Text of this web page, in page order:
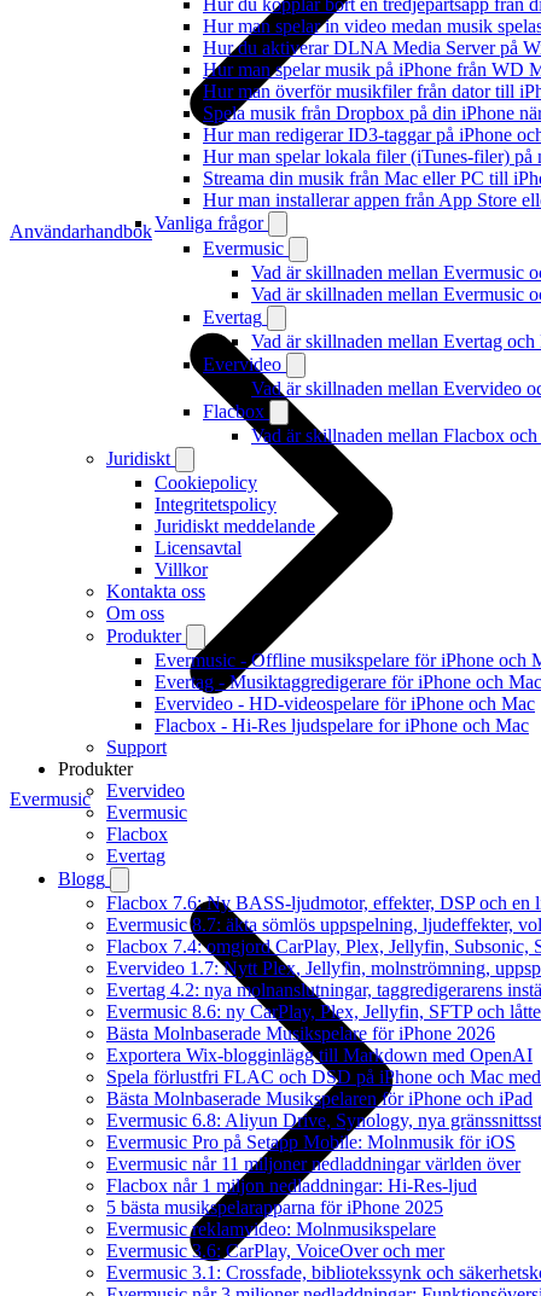
Hur du kopplar bort en tredjepartsapp från
Hur man spelar in video medan musik
Hur du aktiverar DLNA Media Server på
Hur man spelar musik på iPhone från WD
Hur man överför musikfiler från dator till
Spela musik från Dropbox på din iPhone
Hur man redigerar ID3-taggar på iPhone
Hur man spelar lokala filer (iTunes-filer) på
Streama din musik från Mac eller PC till
Hur man installerar appen från App Store
Vanliga frågor
Evermusic
Vad är skillnaden mellan Evermusic
Vad är skillnaden mellan Evermusic
Evertag
Vad är skillnaden mellan Evertag
Evervideo
Vad är skillnaden mellan Evervideo
Flacbox
Vad är skillnaden mellan Flacbox
Juridiskt
Cookiepolicy
Integritetspolicy
Juridiskt meddelande
Licensavtal
Villkor
Kontakta oss
Om oss
Produkter
Evermusic - Offline musikspelare för iPhone och
Evertag - Musiktaggredigerare för iPhone och Mac
Evervideo - HD-videospelare för iPhone och Mac
Flacbox - Hi-Res ljudspelare for iPhone och Mac
Support
Produkter
Evervideo
Evermusic
Flacbox
Evertag
Blogg
Flacbox 7.6: Ny BASS-ljudmotor, effekter, DSP och en
Evermusic 8.7: äkta sömlös uppspelning, ljudeffekter,
Flacbox 7.4: omgjord CarPlay, Plex, Jellyfin, Subsonic,
Evervideo 1.7: Nytt Plex, Jellyfin, molnströmning,
Evertag 4.2: nya molnanslutningar, taggredigerarens
Evermusic 8.6: ny CarPlay, Plex, Jellyfin, SFTP och
Bästa Molnbaserade Musikspelare för iPhone 2026
Exportera Wix-blogginlägg till Markdown med OpenAI
Spela förlustfri FLAC och DSD på iPhone och Mac
Bästa Molnbaserade Musikspelaren för iPhone och iPad
Evermusic 6.8: Aliyun Drive, Synology, nya
Evermusic Pro på Setapp Mobile: Molnmusik för iOS
Evermusic når 11 miljoner nedladdningar världen över
Flacbox når 1 miljon nedladdningar: Hi-Res-ljud
5 bästa musikspelarapparna för iPhone 2025
Evermusic reklamvideo: Molnmusikspelare
Evermusic 3.6: CarPlay, VoiceOver och mer
Evermusic 3.1: Crossfade, bibliotekssynk och
Användarhandbok
Evermusic